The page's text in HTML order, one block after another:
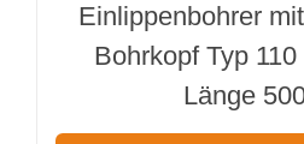
Einlippenbohrer
Bohrkopf Typ
Länge